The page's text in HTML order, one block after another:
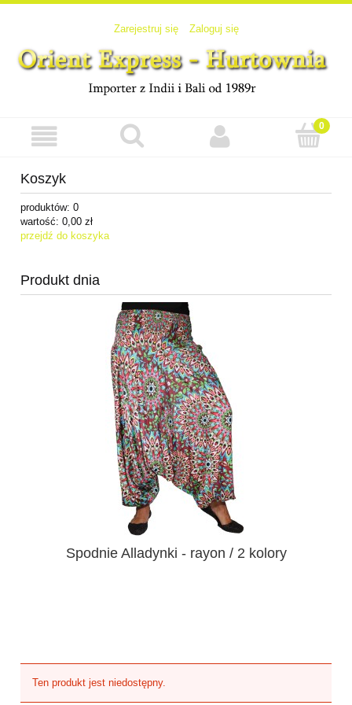
Zarejestruj się Zaloguj się
Koszyk
produktów: 0
wartość: 0,00 zł
przejdź do koszyka
Produkt dnia
Spodnie Alladynki - rayon / 2 kolory
Ten produkt jest niedostępny.